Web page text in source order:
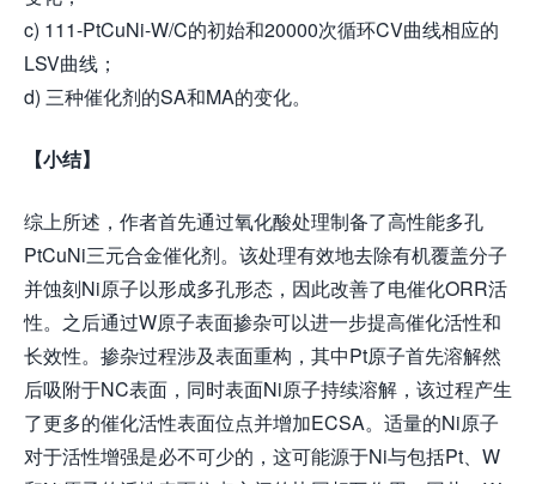
c) 111-PtCuNi-W/C的初始和20000次循环CV曲线相应的
LSV曲线；
d) 三种催化剂的SA和MA的变化。
【小结】
综上所述，作者首先通过氧化酸处理制备了高性能多孔
PtCuNi三元合金催化剂。该处理有效地去除有机覆盖分子
并蚀刻Ni原子以形成多孔形态，因此改善了电催化ORR活
性。之后通过W原子表面掺杂可以进一步提高催化活性和
长效性。掺杂过程涉及表面重构，其中Pt原子首先溶解然
后吸附于NC表面，同时表面Ni原子持续溶解，该过程产生
了更多的催化活性表面位点并增加ECSA。适量的Ni原子
对于活性增强是必不可少的，这可能源于Ni与包括Pt、W